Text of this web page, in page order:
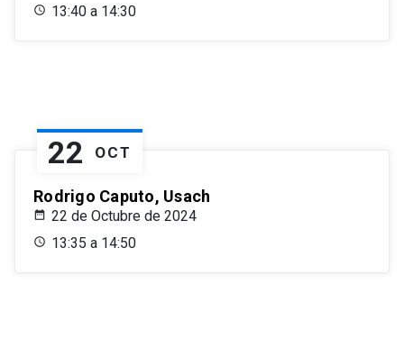
13:40 a 14:30
22 OCT
Rodrigo Caputo, Usach
22 de Octubre de 2024
13:35 a 14:50